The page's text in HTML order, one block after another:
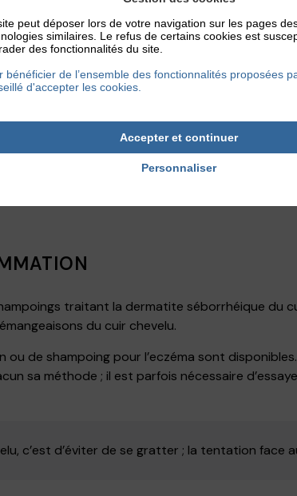
est l’éviction de l’allergène. Un bilan avec un
respecter le cuir chevelu. Pensez
pour les cuirs chevelus sensibles.
trop chaud ou trop proche du cuir chevelu.
un brossage doux. Évitez les coiffures
traitant la dermatite séborrhéique du
du cuir chevelu.
de shampoing pour l’eczéma sont
sa méthode ; il est parfois nécessaire
c’est d’éviter de se gratter ; la tentation face
peut déposer lors de votre navigation sur les pages
similaires. Le refus de certains cookies est
des fonctionnalités du site.
bénéficier de l’ensemble des fonctionnalités proposées
d'accepter les cookies.
Accepter et continuer
Personnaliser